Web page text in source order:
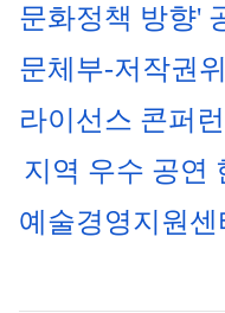
문화정책 방향'
문체부-저작권
라이선스 콘퍼
지역 우수 공연
예술경영지원센